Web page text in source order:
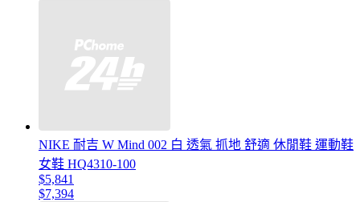
NIKE 耐吉 W Mind 002 白 透氣 抓地 舒適 休閒鞋 運動鞋
女鞋 HQ4310-100
$5,841
$7,394